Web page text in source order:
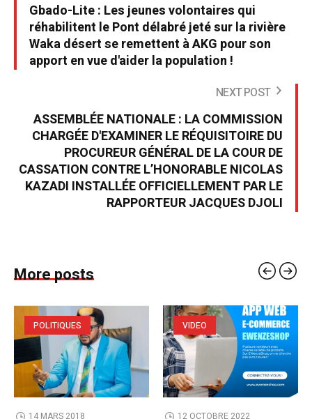
Gbado-Lite : Les jeunes volontaires qui
réhabilitent le Pont délabré jeté sur la rivière
Waka désert se remettent à AKG pour son
apport en vue d'aider la population !
NEXT POST
ASSEMBLÉE NATIONALE : LA COMMISSION
CHARGÉE D'EXAMINER LE RÉQUISITOIRE DU
PROCUREUR GÉNÉRAL DE LA COUR DE
CASSATION CONTRE L’HONORABLE NICOLAS
KAZADI INSTALLÉE OFFICIELLEMENT PAR LE
RAPPORTEUR JACQUES DJOLI
More posts
POLITIQUES
14 MARS 2018
VIDEO
12 OCTOBRE 2022